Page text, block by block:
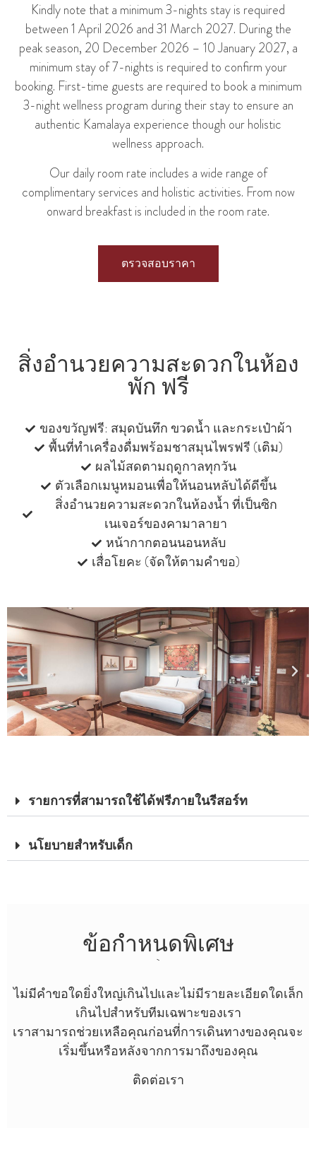
Kindly note that a minimum 3-nights stay is required
between 1 April 2026 and 31 March 2027. During the
peak season, 20 December 2026 – 10 January 2027, a
minimum stay of 7-nights is required to confirm your
booking. First-time guests are required to book a minimum
3-night wellness program during their stay to ensure an
authentic Kamalaya experience though our holistic
wellness approach.
Our daily room rate includes a wide range of
complimentary services and holistic activities. From now
onward breakfast is included in the room rate.
ตรวจสอบราคา
สิ่งอำนวยความสะดวกในห้อง
พัก ฟรี
ของขวัญฟรี: สมุดบันทึก ขวดน้ำ และกระเป๋าผ้า
พื้นที่ทําเครื่องดื่มพร้อมชาสมุนไพรฟรี (เติม)
ผลไม้สดตามฤดูกาลทุกวัน
ตัวเลือกเมนูหมอนเพื่อให้นอนหลับได้ดีขึ้น
สิ่งอํานวยความสะดวกในห้องน้ำ ที่เป็นซิก
เนเจอร์ของคามาลายา
หน้ากากตอนนอนหลับ
เสื่อโยคะ (จัดให้ตามคําขอ)
รายการที่สามารถใช้ได้ฟรีภายในรีสอร์ท
นโยบายสําหรับเด็ก
ข้อกําหนดพิเศษ
ไม่มีคําขอใดยิ่งใหญ่เกินไปและไม่มีรายละเอียดใดเล็ก
เกินไปสําหรับทีมเฉพาะของเรา
เราสามารถช่วยเหลือคุณก่อนที่การเดินทางของคุณจะ
เริ่มขึ้นหรือหลังจากการมาถึงของคุณ
ติดต่อเรา